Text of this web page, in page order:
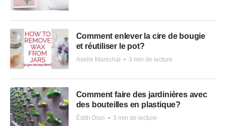
Comment enlever la cire de bougie
et réutiliser le pot?
Axelle Maréchal • 3 min de lecture
Comment faire des jardinières avec
des bouteilles en plastique?
Édith Dion • 3 min de lecture